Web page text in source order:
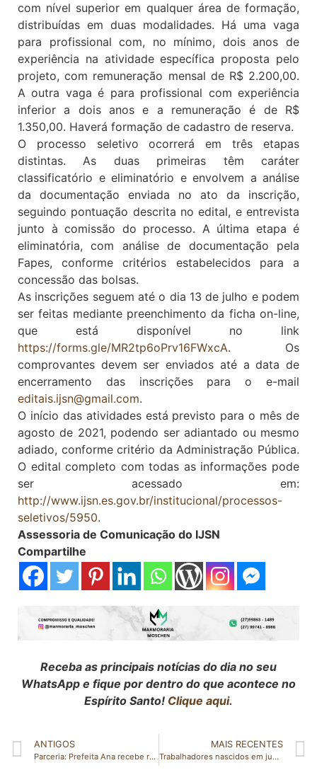
com nível superior em qualquer área de formação,
distribuídas em duas modalidades. Há uma vaga
para profissional com, no mínimo, dois anos de
experiência na atividade específica proposta pelo
projeto, com remuneração mensal de R$ 2.200,00.
A outra vaga é para profissional com experiência
inferior a dois anos e a remuneração é de R$
1.350,00. Haverá formação de cadastro de reserva.
O processo seletivo ocorrerá em três etapas
distintas. As duas primeiras têm caráter
classificatório e eliminatório e envolvem a análise
da documentação enviada no ato da inscrição,
seguindo pontuação descrita no edital, e entrevista
junto à comissão do processo. A última etapa é
eliminatória, com análise de documentação pela
Fapes, conforme critérios estabelecidos para a
concessão das bolsas.
As inscrições seguem até o dia 13 de julho e podem
ser feitas mediante preenchimento da ficha on-line,
que está disponível no link
https://forms.gle/MR2tp6oPrv16FWxcA. Os
comprovantes devem ser enviados até a data de
encerramento das inscrições para o e-mail
editais.ijsn@gmail.com.
O início das atividades está previsto para o mês de
agosto de 2021, podendo ser adiantado ou mesmo
adiado, conforme critério da Administração Pública.
O edital completo com todas as informações pode
ser acessado em:
http://www.ijsn.es.gov.br/institucional/processos-
seletivos/5950.
Assessoria de Comunicação do IJSN
Compartilhe
Receba as principais notícias do dia no seu
WhatsApp e fique por dentro do que acontece no
Espírito Santo! Clique aqui.
ANTIGOS
Parceria: Prefeita Ana recebe representantes do Consórcio Cim Noroeste em São Domingos do Norte
MAIS RECENTES
Trabalhadores nascidos em junho podem sacar auxílio emergencial